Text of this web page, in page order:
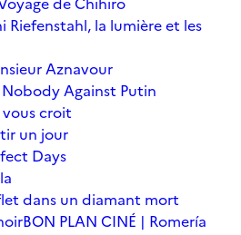
Riefenstahl, la lumière et les
Aznavour
Nobody Against Putin
vous croit
un jour
Days
dans un diamant mort
BON PLAN CINÉ | Romería